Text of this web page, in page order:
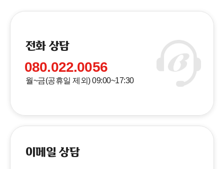
전화 상담
080.022.0056
월~금(공휴일 제외) 09:00~17:30
이메일 상담